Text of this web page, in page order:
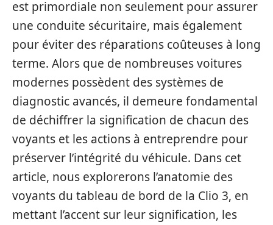
est primordiale non seulement pour assurer
une conduite sécuritaire, mais également
pour éviter des réparations coûteuses à long
terme. Alors que de nombreuses voitures
modernes possèdent des systèmes de
diagnostic avancés, il demeure fondamental
de déchiffrer la signification de chacun des
voyants et les actions à entreprendre pour
préserver l’intégrité du véhicule. Dans cet
article, nous explorerons l’anatomie des
voyants du tableau de bord de la Clio 3, en
mettant l’accent sur leur signification, les